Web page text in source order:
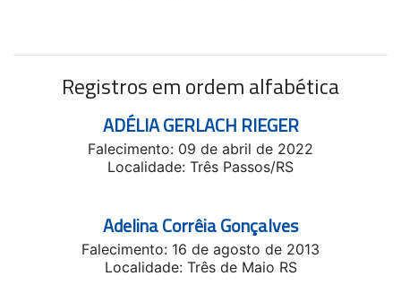
Registros em ordem alfabética
ADÉLIA GERLACH RIEGER
Falecimento: 09 de abril de 2022
Localidade: Três Passos/RS
Adelina Corrêia Gonçalves
Falecimento: 16 de agosto de 2013
Localidade: Três de Maio RS